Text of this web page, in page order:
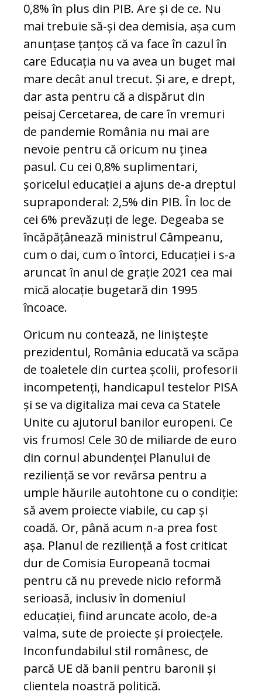
0,8% în plus din PIB. Are și de ce. Nu
mai trebuie să-și dea demisia, așa cum
anunțase țanțoș că va face în cazul în
care Educația nu va avea un buget mai
mare decât anul trecut. Și are, e drept,
dar asta pentru că a dispărut din
peisaj Cercetarea, de care în vremuri
de pandemie România nu mai are
nevoie pentru că oricum nu ținea
pasul. Cu cei 0,8% suplimentari,
șoricelul educației a ajuns de-a dreptul
supraponderal: 2,5% din PIB. În loc de
cei 6% prevăzuți de lege. Degeaba se
încăpățânează ministrul Câmpeanu,
cum o dai, cum o întorci, Educației i s-a
aruncat în anul de grație 2021 cea mai
mică alocație bugetară din 1995
încoace.
Oricum nu contează, ne liniștește
prezidentul, România educată va scăpa
de toaletele din curtea școlii, profesorii
incompetenți, handicapul testelor PISA
și se va digitaliza mai ceva ca Statele
Unite cu ajutorul banilor europeni. Ce
vis frumos! Cele 30 de miliarde de euro
din cornul abundenței Planului de
reziliență se vor revărsa pentru a
umple hăurile autohtone cu o condiție:
să avem proiecte viabile, cu cap și
coadă. Or, până acum n-a prea fost
așa. Planul de reziliență a fost criticat
dur de Comisia Europeană tocmai
pentru că nu prevede nicio reformă
serioasă, inclusiv în domeniul
educației, fiind aruncate acolo, de-a
valma, sute de proiecte și proiecțele.
Inconfundabilul stil românesc, de
parcă UE dă banii pentru baronii și
clientela noastră politică.